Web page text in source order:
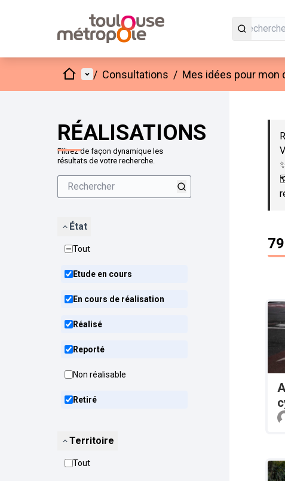
AccueilMenu principal
/ Consultations / Mes idées pour mon
RÉALISATIONS
Filtrez de façon dynamique les
résultats de votre recherche.
État
Tout
Etude en cours
En cours de réalisation
Réalisé
Reporté
Non réalisable
Retiré
Territoire
Tout
Passer la